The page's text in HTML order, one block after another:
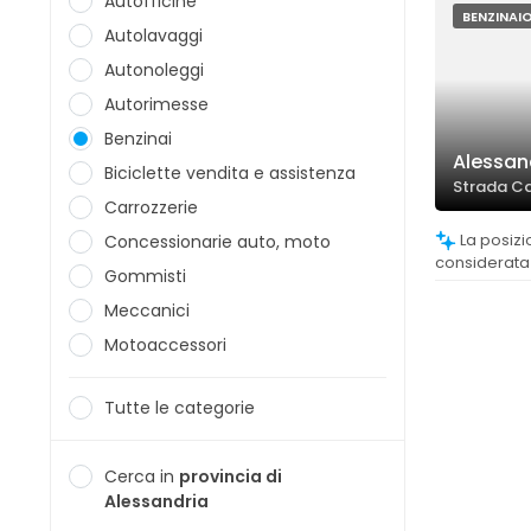
Autolavaggi
Autonoleggi
Autorimesse
Benzinai
Biciclette vendita e assistenza
Carrozzerie
Concessionarie auto, moto
Gommisti
Meccanici
Motoaccessori
Tutte le categorie
Cerca in provincia di
Alessandria
Strada